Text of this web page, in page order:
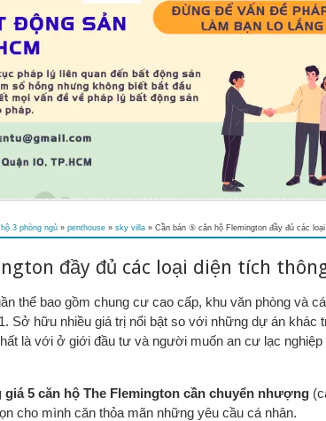
3 phòng ngủ » penthouse » sky villa » Cần bán ⑤ căn hộ Flemington đầy đủ các
đầy đủ các loại diện tích
thể bao gồm chung cư cao cấp, khu văn phòng và
Sở hữu nhiều giá trị nổi bật so với những dự án khác
là với ở giới đầu tư và người muốn an cư lạc nghiệp
giá 5 căn hộ The Flemington cần chuyển nhượng
cho mình căn thỏa mãn những yêu cầu cá nhân.